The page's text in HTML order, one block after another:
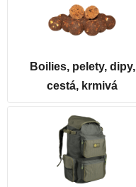
Boilies, pelety, dipy,
cestá, krmivá